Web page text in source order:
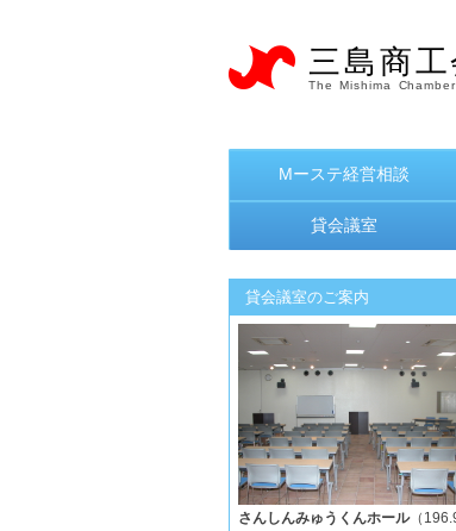
三島商
The Mishima
Mーステ経営相談
貸会議室
貸会議室のご案内
さんしんみゅうくんホール（